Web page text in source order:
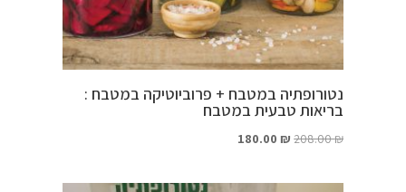
נטורופתיה במטבח + פרוביוטיקה במטבח :
בריאות טבעית במטבח
208.00₪
המחיר
היה:
180.00₪
המחיר
הוא: